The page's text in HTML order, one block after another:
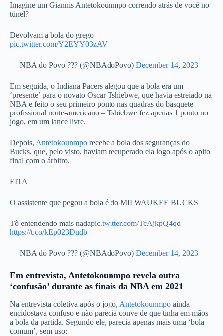
Imagine um Giannis Antetokounmpo correndo atrás de você no
túnel?
Devolvam a bola do grego
pic.twitter.com/Y2EYY03zAV
— NBA do Povo ??? (@NBAdoPovo) December 14, 2023
Em seguida, o Indiana Pacers alegou que a bola era um
‘presente’ para o novato Oscar Tshiebwe, que havia estreiado na
NBA e feito o seu primeiro ponto nas quadras do basquete
profissional norte-americano – Tshiebwe fez apenas 1 ponto no
jogo, em um lance livre.
Depois, Antetokounmpo recebe a bola dos seguranças do
Bucks, que, pelo visto, haviam recuperado ela logo após o apito
final com o árbitro.
EITA
O assistente que pegou a bola é do MILWAUKEE BUCKS
Tô entendendo mais nadapic.twitter.com/TcAjkpQ4qd
https://t.co/kEp023Dudb
— NBA do Povo ??? (@NBAdoPovo) December 14, 2023
Em entrevista, Antetokounmpo revela outra
‘confusão’ durante as finais da NBA em 2021
Na entrevista coletiva após o jogo, Antetokounmpo ainda
encidostava confuso e não parecia conve de que tinha em mãos
a bola da partida. Segundo ele, parecia apenas mais uma ‘bola
comum’, sem uso: